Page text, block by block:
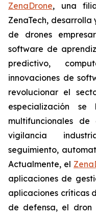
ZenaDrone, una
ZenaTech,
de drones
software de
predictivo,
innovaciones de
revolucionar el
especialización
multifuncionales
vigilancia
seguimiento,
Actualmente, el
aplicaciones de
aplicaciones críticas
de defensa, el dron